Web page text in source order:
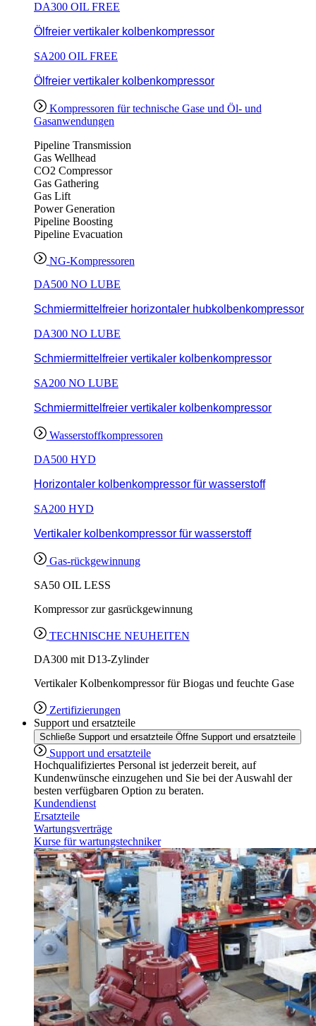
DA300 OIL FREE
Ölfreier vertikaler kolbenkompressor
SA200 OIL FREE
Ölfreier vertikaler kolbenkompressor
Kompressoren für technische Gase und Öl- und
Gasanwendungen
Pipeline Transmission
Gas Wellhead
CO2 Compressor
Gas Gathering
Gas Lift
Power Generation
Pipeline Boosting
Pipeline Evacuation
NG-Kompressoren
DA500 NO LUBE
Schmiermittelfreier horizontaler hubkolbenkompressor
DA300 NO LUBE
Schmiermittelfreier vertikaler kolbenkompressor
SA200 NO LUBE
Schmiermittelfreier vertikaler kolbenkompressor
Wasserstoffkompressoren
DA500 HYD
Horizontaler kolbenkompressor für wasserstoff
SA200 HYD
Vertikaler kolbenkompressor für wasserstoff
Gas-rückgewinnung
SA50 OIL LESS
Kompressor zur gasrückgewinnung
TECHNISCHE NEUHEITEN
DA300 mit D13-Zylinder
Vertikaler Kolbenkompressor für Biogas und feuchte Gase
Zertifizierungen
Support und ersatzteile
Schließe Support und ersatzteile Öffne Support und ersatzteile
Support und ersatzteile
Hochqualifiziertes Personal ist jederzeit bereit, auf
Kundenwünsche einzugehen und Sie bei der Auswahl der
besten verfügbaren Option zu beraten.
Kundendienst
Ersatzteile
Wartungsverträge
Kurse für wartungstechniker